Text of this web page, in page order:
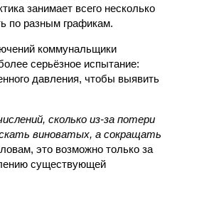
занимает всего несколько
по разным графикам.
коммунальщики
серьёзное испытание:
давления, чтобы выявить
сколько из-за потери
виноватых, а сокращать
это возможно только за
существующей